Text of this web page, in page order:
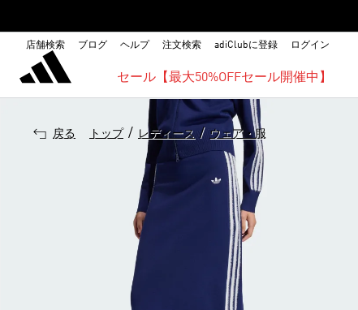
店舗検索 ブログ ヘルプ 注文検索 adiClubに登録 ログイン
セール【最大50%OFFセール開催中】
戻る トップ / レディース / ウェア・服